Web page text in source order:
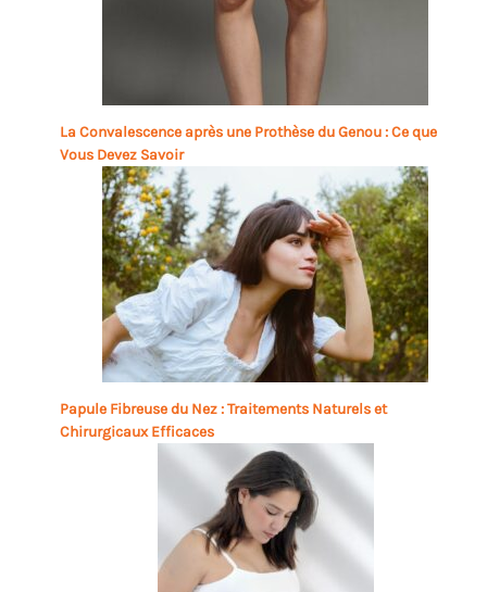
La Convalescence après une Prothèse du Genou : Ce que
Vous Devez Savoir
Papule Fibreuse du Nez : Traitements Naturels et
Chirurgicaux Efficaces